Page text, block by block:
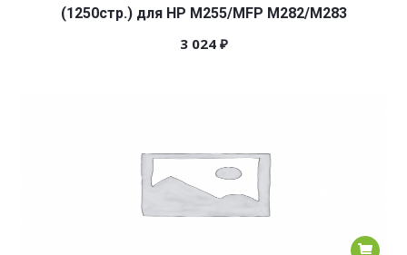
(1250стр.) для HP M255/MFP M282/M283
3 024 ₽